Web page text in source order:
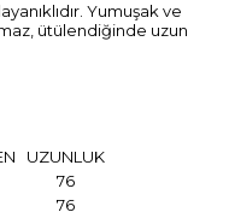
Yumuşak ve
ütülendiğinde uzun
UZUNLUK
76
76